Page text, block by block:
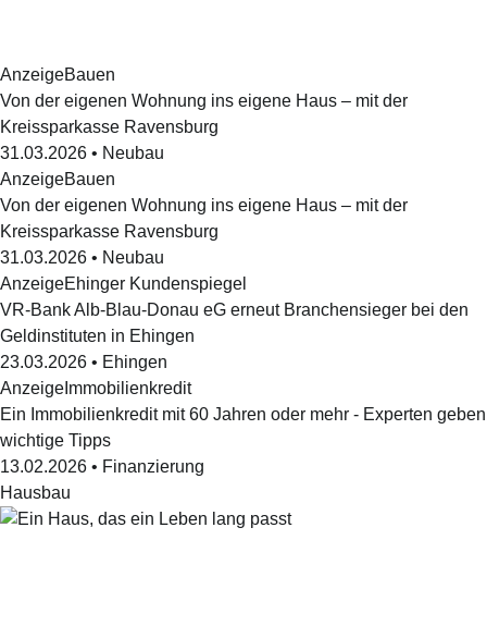
AnzeigeBauen
Von der eigenen Wohnung ins eigene Haus – mit der
Kreissparkasse Ravensburg
31.03.2026 • Neubau
AnzeigeBauen
Von der eigenen Wohnung ins eigene Haus – mit der
Kreissparkasse Ravensburg
31.03.2026 • Neubau
AnzeigeEhinger Kundenspiegel
VR-Bank Alb-Blau-Donau eG erneut Branchensieger bei den
Geldinstituten in Ehingen
23.03.2026 • Ehingen
Anzeige Immobilienkredit
Ein Immobilienkredit mit 60 Jahren oder mehr - Experten geben
wichtige Tipps
13.02.2026 • Finanzierung
Hausbau